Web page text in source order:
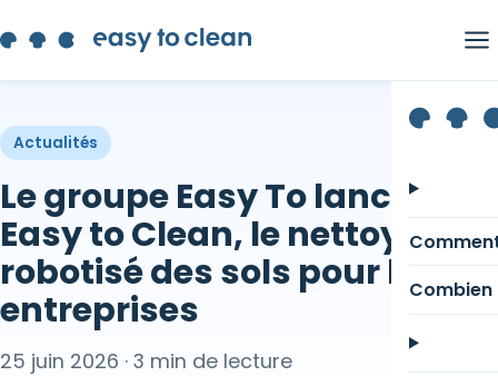
Actualités
Le groupe Easy To lance
Easy to Clean, le nettoyage
robotisé des sols pour les
entreprises
25 juin 2026 · 3 min de lecture